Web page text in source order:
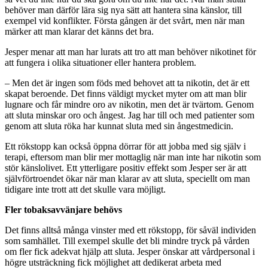
behöver man därför lära sig nya sätt att hantera sina känslor, till
exempel vid konflikter. Första gången är det svårt, men när man
märker att man klarar det känns det bra.
Jesper menar att man har lurats att tro att man behöver nikotinet för
att fungera i olika situationer eller hantera problem.
– Men det är ingen som föds med behovet att ta nikotin, det är ett
skapat beroende. Det finns väldigt mycket myter om att man blir
lugnare och får mindre oro av nikotin, men det är tvärtom. Genom
att sluta minskar oro och ångest. Jag har till och med patienter som
genom att sluta röka har kunnat sluta med sin ångestmedicin.
Ett rökstopp kan också öppna dörrar för att jobba med sig själv i
terapi, eftersom man blir mer mottaglig när man inte har nikotin som
stör känslolivet. Ett ytterligare positiv effekt som Jesper ser är att
självförtroendet ökar när man klarar av att sluta, speciellt om man
tidigare inte trott att det skulle vara möjligt.
Fler tobaksavvänjare behövs
Det finns alltså många vinster med ett rökstopp, för såväl individen
som samhället. Till exempel skulle det bli mindre tryck på vården
om fler fick adekvat hjälp att sluta. Jesper önskar att vårdpersonal i
högre utsträckning fick möjlighet att dedikerat arbeta med